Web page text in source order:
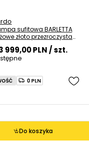
sufitowa BARLETTA
złoto przezroczysta
AZ6902 1xLED 60W 3000K
glamour
999,00 PLN/ szt.
Do koszyka
0 PLN